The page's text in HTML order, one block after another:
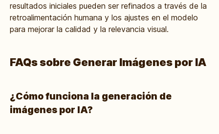
resultados iniciales pueden ser refinados a través de la
retroalimentación humana y los ajustes en el modelo
para mejorar la calidad y la relevancia visual.
FAQs sobre Generar Imágenes por IA
¿Cómo funciona la generación de
imágenes por IA?